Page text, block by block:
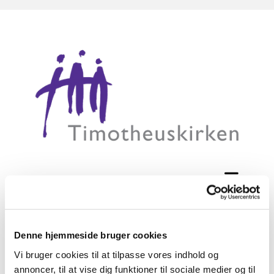
Denne hjemmeside bruger cookies
Vi bruger cookies til at tilpasse vores indhold og
annoncer, til at vise dig funktioner til sociale medier og til
Tilmelding til konfirmation 2025
Her kan man tilmelde sig konfirmation i 2025.